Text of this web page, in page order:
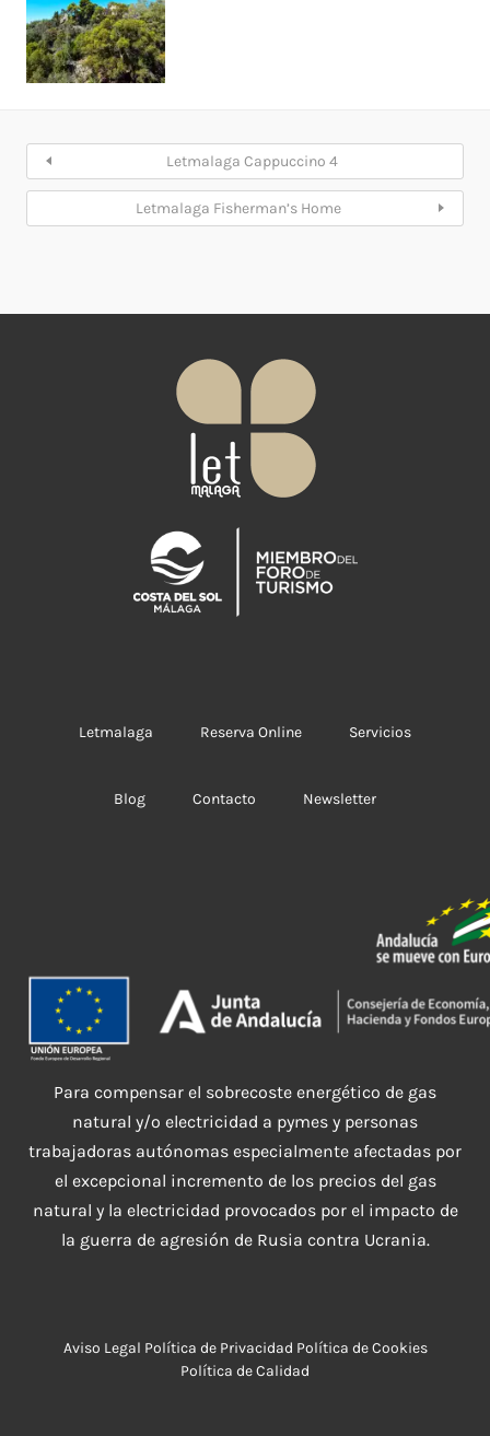
Letmalaga Cappuccino 4
Letmalaga Fisherman’s Home
Letmalaga Reserva Online Servicios
Blog Contacto Newsletter
Para compensar el sobrecoste energético de gas
natural y/o electricidad a pymes y personas
trabajadoras autónomas especialmente afectadas por
el excepcional incremento de los precios del gas
natural y la electricidad provocados por el impacto de
la guerra de agresión de Rusia contra Ucrania.
Aviso Legal Política de Privacidad Política de Cookies
Política de Calidad